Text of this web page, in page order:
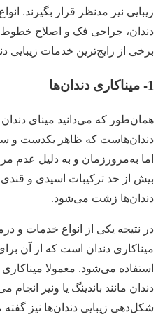
زیبایی نیز مدنظر قرار بگیرند.
دندان، جراحی فک و اصلاح خطوط
برخی از رایج‌ترین خدمات
1- میناکاری دندان‌ها
همان‌طور که می‌دانید مینای
دندان‌هاست که ظاهر یکدست و
اما به‌مرورزمان و به دلیل عدم
بیش از حد ترکیبات اسیدی و قندی
دندان‌ها زشت می‌شود.
در نتیجه یکی از انواع خدمات و
میناکاری دندان است که از آن
استفاده می‌شود. معمولا
دندان مانند باندینگ یا ونیر
شکل‌دهی زیبایی دندان‌ها نیز